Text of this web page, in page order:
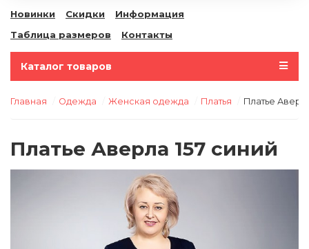
Новинки Скидки
Информация
Таблица размеров
Контакты
Каталог товаров
Главная Одежда Женская одежда Платья Платье
Платье Аверла 157 синий